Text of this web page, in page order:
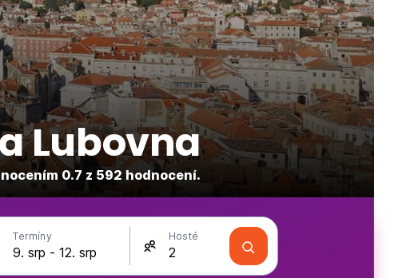
Lubovna
0.7 z 592 hodnocení.
Termíny Hosté